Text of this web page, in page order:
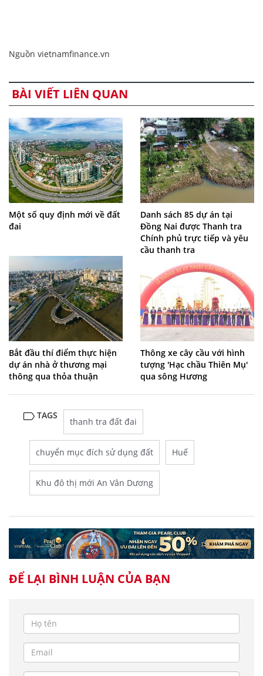
Nguồn vietnamfinance.vn
BÀI VIẾT LIÊN QUAN
Một số quy định mới về đất
đai
Danh sách 85 dự án tại
Đồng Nai được Thanh tra
Chính phủ trực tiếp và yêu
cầu thanh tra
Bắt đầu thí điểm thực hiện
dự án nhà ở thương mại
thông qua thỏa thuận
Thông xe cây cầu với hình
tượng 'Hạc chầu Thiên Mụ'
qua sông Hương
TAGS
thanh tra đất đai
chuyển mục đích sử dụng đất Huế
Khu đô thị mới An Vân Dương
ĐỂ LẠI BÌNH LUẬN CỦA BẠN